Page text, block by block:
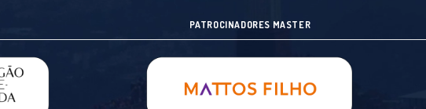
PATROCINADORES MASTER